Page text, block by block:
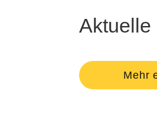
Aktuelle
Mehr